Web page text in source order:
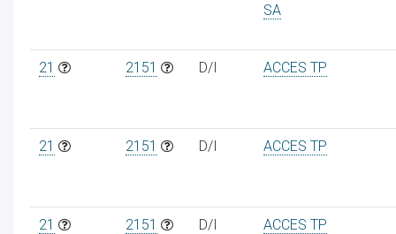
SA
21 2151 D/I ACCES TP
21 2151 D/I ACCES TP
21 2151 D/I ACCES TP